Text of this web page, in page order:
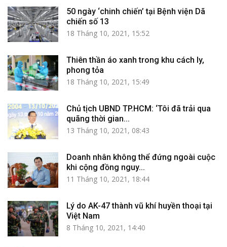
50 ngày ‘chinh chiến’ tại Bệnh viện Dã
chiến số 13
18 Tháng 10, 2021, 15:52
Thiên thần áo xanh trong khu cách ly,
phong tỏa
18 Tháng 10, 2021, 15:49
Chủ tịch UBND TP.HCM: ‘Tôi đã trải qua
quãng thời gian...
13 Tháng 10, 2021, 08:43
Doanh nhân không thể đứng ngoài cuộc
khi cộng đồng nguy...
11 Tháng 10, 2021, 18:44
Lý do AK-47 thành vũ khí huyền thoại tại
Việt Nam
8 Tháng 10, 2021, 14:40